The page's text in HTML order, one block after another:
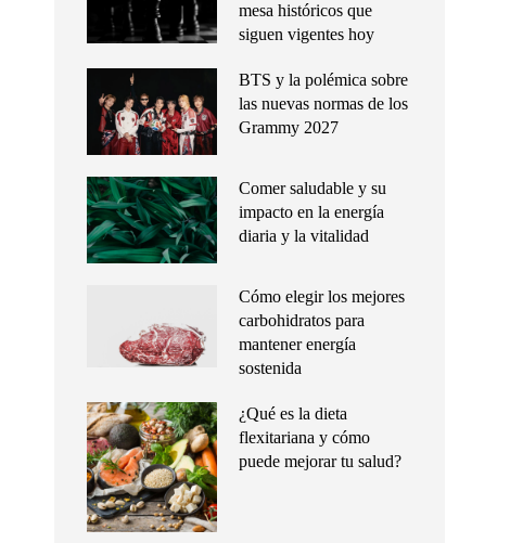
mesa históricos que
siguen vigentes hoy
BTS y la polémica sobre
las nuevas normas de los
Grammy 2027
Comer saludable y su
impacto en la energía
diaria y la vitalidad
Cómo elegir los mejores
carbohidratos para
mantener energía
sostenida
¿Qué es la dieta
flexitariana y cómo
puede mejorar tu salud?